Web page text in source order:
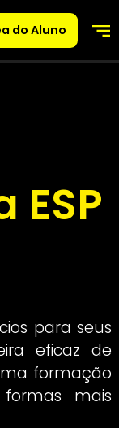
Área do Aluno
para
uma